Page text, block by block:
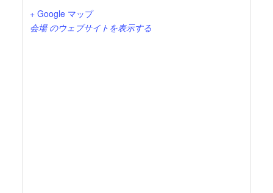
+ Google マップ
会場 のウェブサイトを表示する